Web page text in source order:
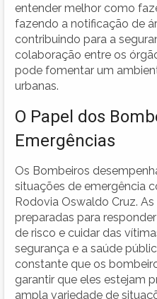
entender melhor como
fazendo a notificação de
contribuindo para a
colaboração entre os
pode fomentar um
urbanas.
O Papel dos
Emergências
Os Bombeiros
situações de emergência
Rodovia Oswaldo Cruz.
preparadas para
de risco e cuidar das
segurança e a saúde
constante que os
garantir que eles estejam
ampla variedade de